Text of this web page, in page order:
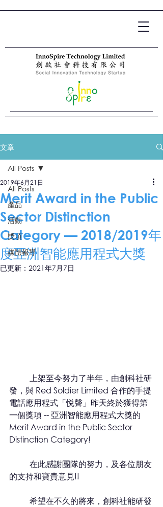
文章
All Posts
產品
活動
獎項
媒體報導
All Posts
Merit Award in the Public
Sector Distinction
Category — 2018/2019年
度亞洲智能應用程式大獎
2019年6月21日
已更新： 2021年7月7日
發，與 Red Soldier Limited 合作的手提
電話應用程式「悦聲」昨天終於獲得第
一個獎項 -- 亞洲智能應用程式大獎的
Merit Award in the Public Sector
Distinction Category!
的支持和寶貴意見!!